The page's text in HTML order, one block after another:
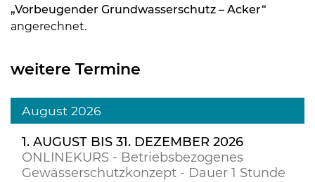
„Vorbeugender Grundwasserschutz – Acker“
angerechnet.
weitere Termine
August 2026
1. AUGUST BIS 31. DEZEMBER 2026
ONLINEKURS - Betriebsbezogenes
Gewässerschutzkonzept - Dauer 1 Stunde